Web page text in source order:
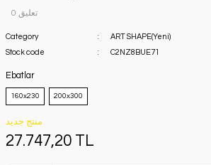
0 تعليق
Category
ART SHAPE(Yeni)
Stock code
C2NZ8BUE71
Ebatlar
160x230 200x300
منتج جديد
27.747,20 TL